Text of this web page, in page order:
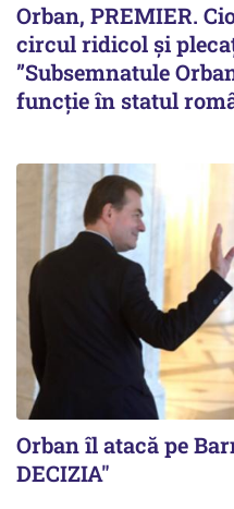
Orban, PREMIER.
circul ridicol și
”Subsemnatule
funcție în statul
Orban îl atacă pe
DECIZIA"